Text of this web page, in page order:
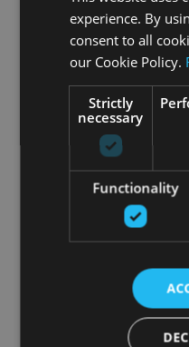
experience. By
consent to all
our Cookie Policy.
Strictly
necessary
Functionality